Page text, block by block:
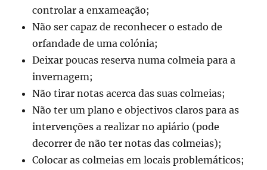
controlar a enxameação;
Não ser capaz de reconhecer o estado de
orfandade de uma colónia;
Deixar poucas reserva numa colmeia para a
invernagem;
Não tirar notas acerca das suas colmeias;
Não ter um plano e objectivos claros para as
intervenções a realizar no apiário (pode
decorrer de não ter notas das colmeias);
Colocar as colmeias em locais problemáticos;